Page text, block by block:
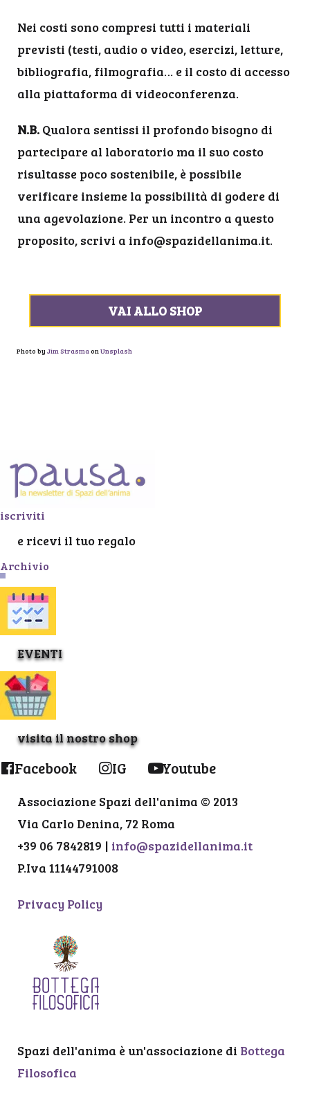
Nei costi sono compresi tutti i materiali
previsti (testi, audio o video, esercizi, letture,
bibliografia, filmografia… e il costo di accesso
alla piattaforma di videoconferenza.
N.B. Qualora sentissi il profondo bisogno di
partecipare al laboratorio ma il suo costo
risultasse poco sostenibile, è possibile
verificare insieme la possibilità di godere di
una agevolazione. Per un incontro a questo
proposito, scrivi a info@spazidellanima.it.
VAI ALLO SHOP
Photo by Jim StrasmaonUnsplash
iscriviti
e ricevi il tuo regalo
Archivio
EVENTI
visita il nostro shop
Facebook IG Youtube
Associazione Spazi dell'anima © 2013
Via Carlo Denina, 72 Roma
+39 06 7842819 | info@spazidellanima.it
P.Iva 11144791008
Privacy Policy
Spazi dell'anima è un'associazione di Bottega
Filosofica